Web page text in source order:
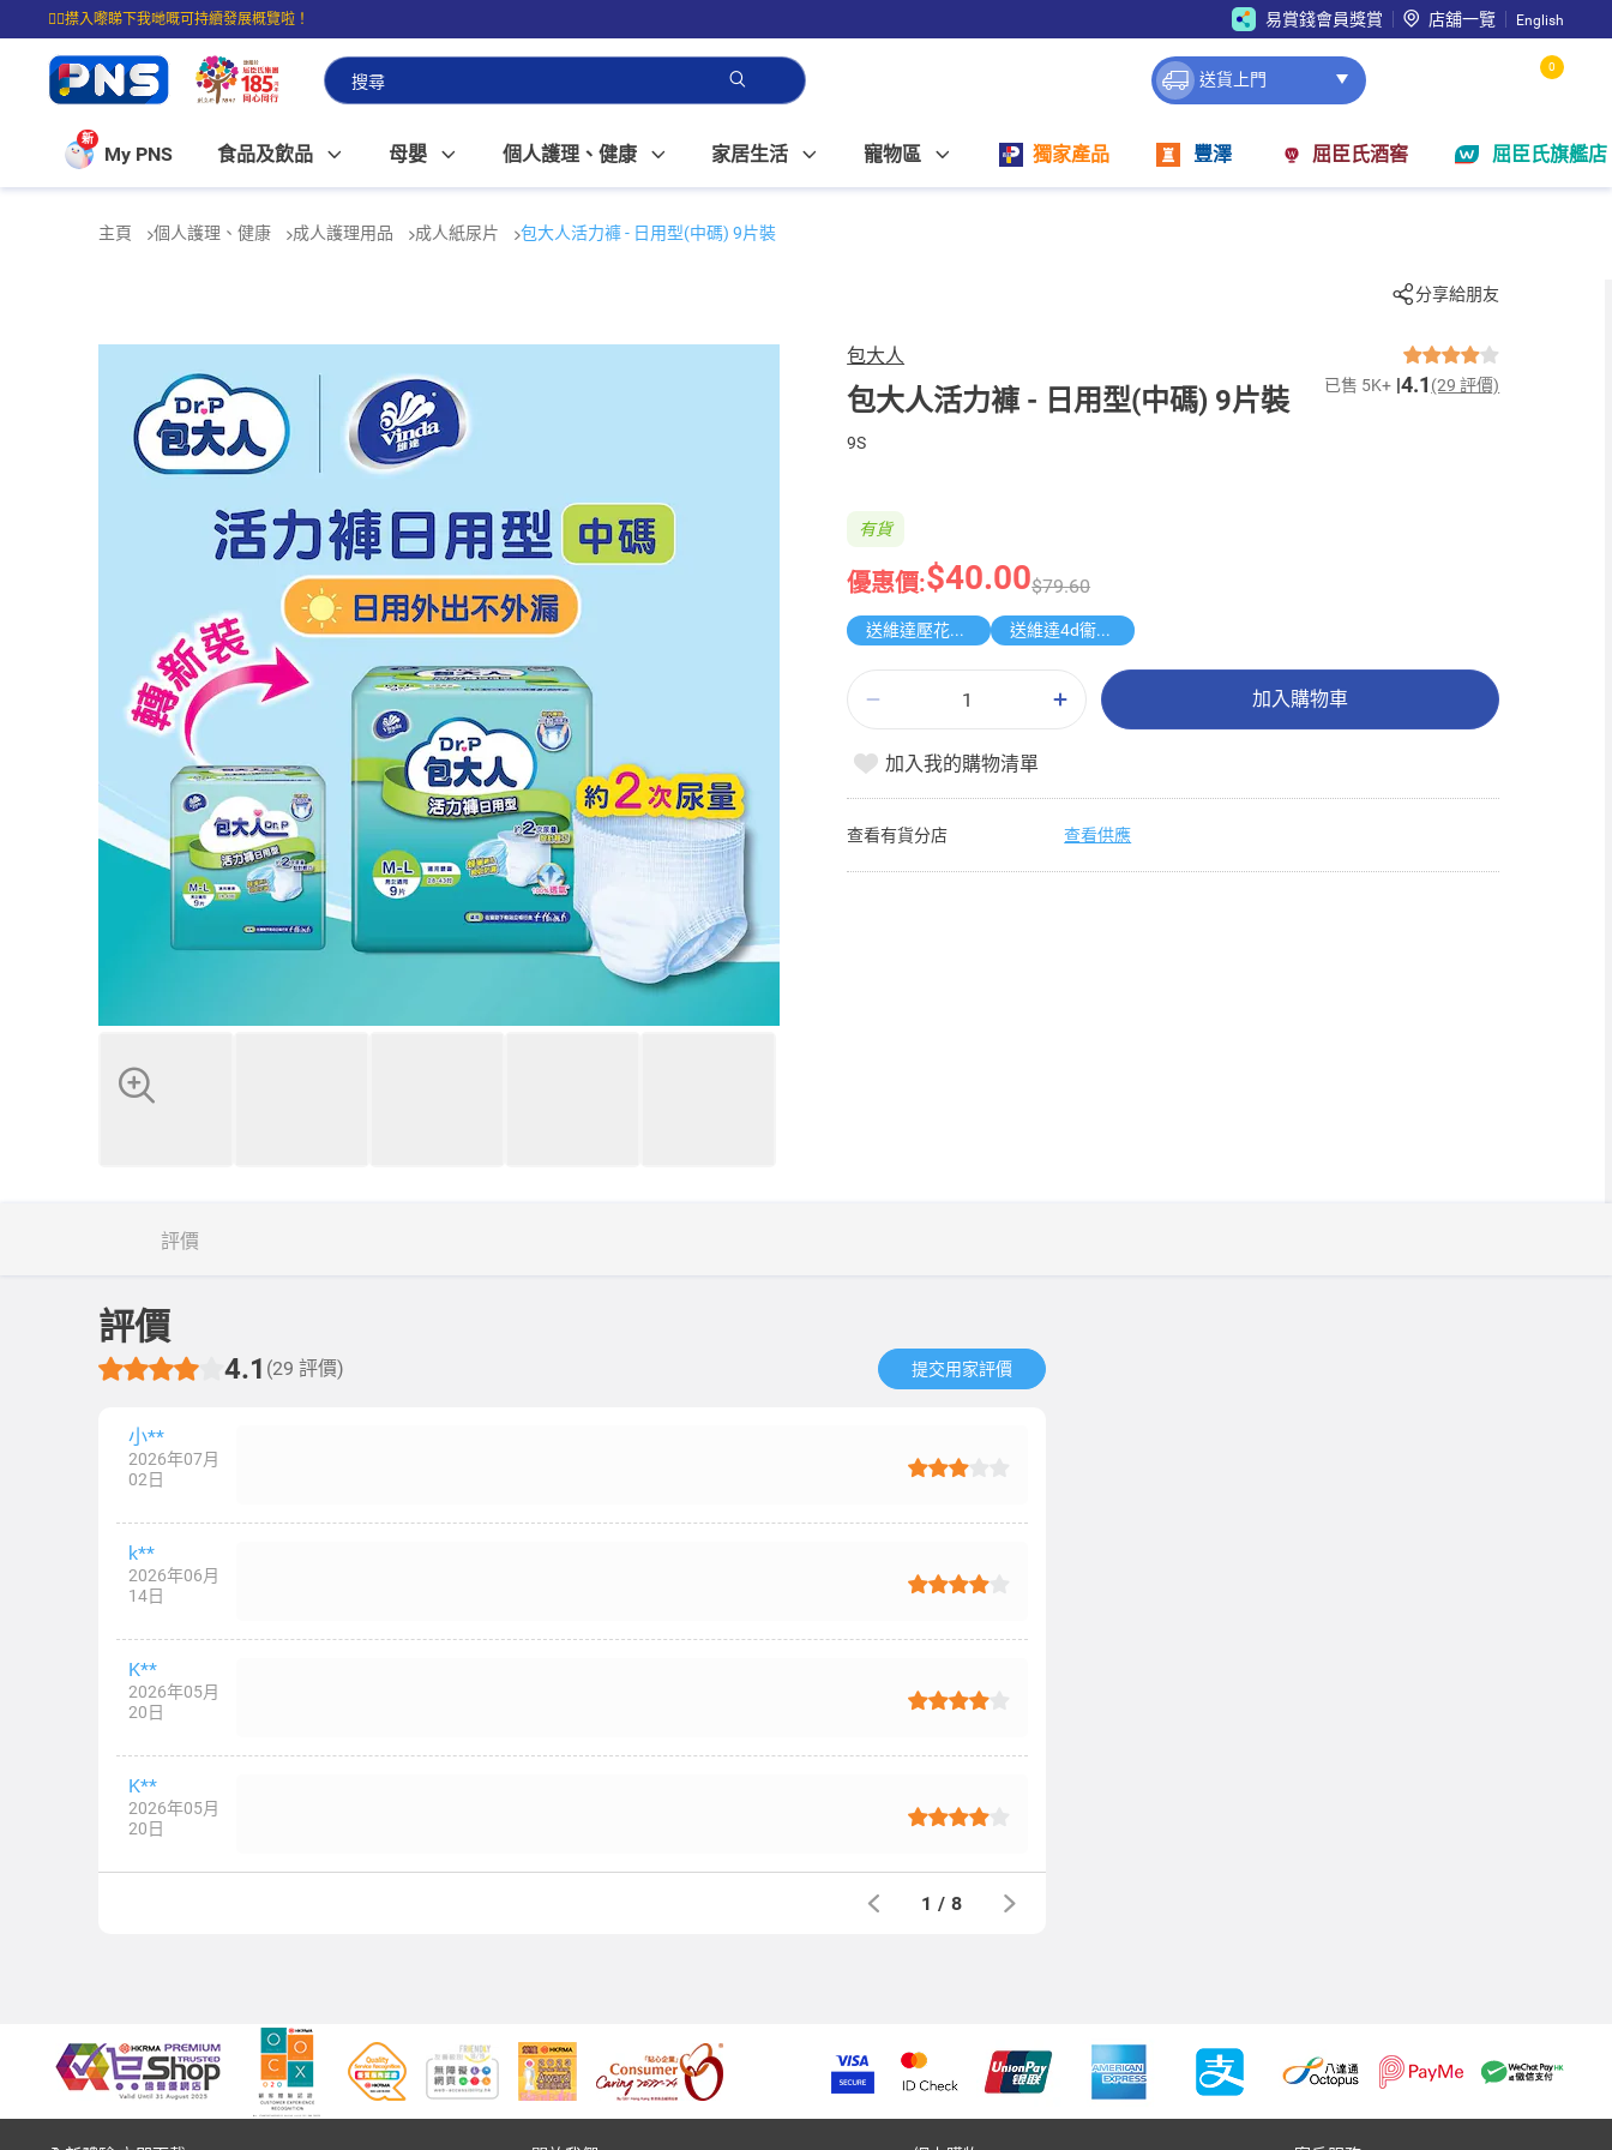
☝🏼㩒入嚟睇下我哋嘅可持續發展概覽啦！
⭐購物滿$399即享免費送貨；滿$100即可免費店取。
易賞錢會員獎賞 店舖一覽 English
送貨上門
0
新
My PNS 食品及飲品 母嬰 個人護理、健康 家居生活 寵物區 獨家產品 豐澤 屈臣氏酒窖 屈臣氏旗艦店
主頁 個人護理、健康 成人護理用品 成人紙尿片 包大人活力褲 - 日用型(中碼) 9片裝
分享給朋友
包大人
包大人活力褲 - 日用型(中碼) 9片裝 已售 5K+ 4.1 (29 評價)
9S
優惠價:$40.00$79.60
有貨
送維達壓花袋裝面紙 送維達4d衞生紙27卷裝
加入購物車
加入我的購物清單
查看有貨分店 查看供應
評價
評價
4.1 (29 評價) 提交用家評價​
小**
2026年07月
02日
k**
2026年06月
14日
K**
2026年05月
20日
K**
2026年05月
20日
1 / 8